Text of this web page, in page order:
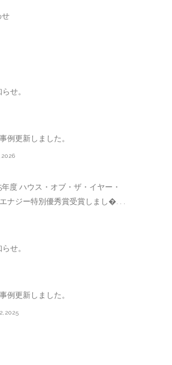
せ
せ。
例更新しました。
度 ハウス・オブ・ザ・イヤー・
ナジー特別優秀賞受賞しまし�. . .
せ。
例更新しました。